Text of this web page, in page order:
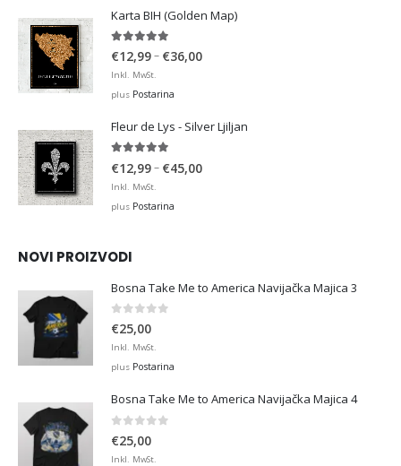
€36,00
Karta BIH (Golden Map)
4.93out of 5
€12,99– €36,00Price
€36,00
Inkl. MwSt.
plus Postarina
Fleur de Lys - Silver Ljiljan
€12,99– €45,00Price
Inkl. MwSt.
plus Postarina
NOVI PROIZVODI
Bosna Take Me to America Navijačka Majica 3
0 out of 5
€25,00
Inkl. MwSt.
plus Postarina
Bosna Take Me to America Navijačka Majica 4
€25,00
Inkl. MwSt.